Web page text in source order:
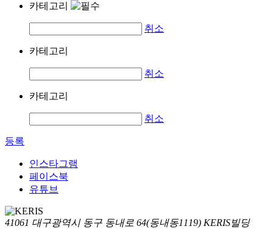
카테고리
취소
카테고리
취소
카테고리
취소
등록
인스타그램
페이스북
유튜브
41061 대구광역시 동구 동내로 64(동내동1119) KERIS빌딩